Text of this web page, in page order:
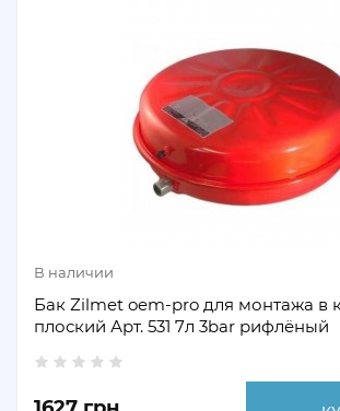
В наличии
Бак Zilmet oem-pro для монтажа в
плоский Арт. 531 7л 3bar рифлёный